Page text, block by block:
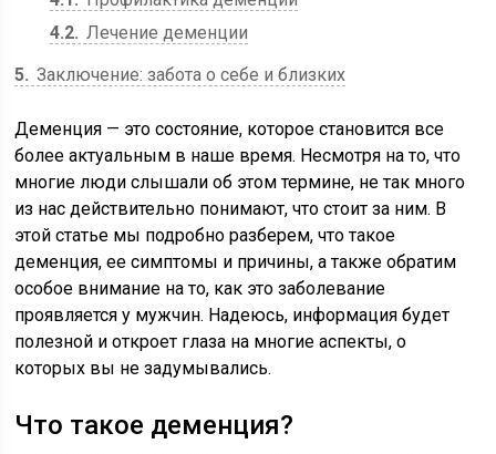
4.2 Лечение деменции
5 Заключение: забота о себе и близких
Деменция — это состояние, которое становится все
более актуальным в наше время. Несмотря на то, что
многие люди слышали об этом термине, не так много
из нас действительно понимают, что стоит за ним. В
этой статье мы подробно разберем, что такое
деменция, ее симптомы и причины, а также обратим
особое внимание на то, как это заболевание
проявляется у мужчин. Надеюсь, информация будет
полезной и откроет глаза на многие аспекты, о
которых вы не задумывались.
Что такое деменция?